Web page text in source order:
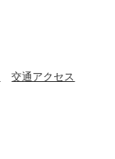
交通アクセス